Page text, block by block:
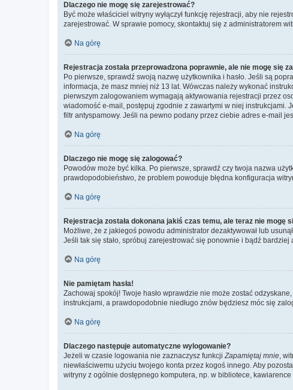
Dlaczego nie mogę się zarejestrować?
Być może właściciel witryny wyłączył funkcję rejestracji, aby nie
zarejestrować. W sprawie pomocy, skontaktuj się z administratorem
Na górę
Rejestracja została przeprowadzona poprawnie, ale nie mogę się
Po pierwsze, sprawdź swoją nazwę użytkownika i hasło. Jeśli są
informacja, że masz mniej niż 13 lat. Wówczas należy wykonać
pierwszym zalogowaniem wymagają aktywowania rejestracji przez
wiadomość e-mail, postępuj zgodnie z zawartymi w niej instrukcjami.
filtr antyspamowy. Jeśli na pewno podany przez ciebie adres e-mail
Na górę
Dlaczego nie mogę się zalogować?
Powodów może być kilka. Po pierwsze, sprawdź czy twoja nazwa
prawdopodobieństwo, że problem powoduje błędna konfiguracja
Na górę
Rejestracja została dokonana jakiś czas temu, ale teraz nie mogę
Możliwe, że z jakiegoś powodu administrator dezaktywował lub
Jeśli tak się stało, spróbuj zarejestrować się ponownie i bądź
Na górę
Nie pamiętam hasła!
Zachowaj spokój! Twoje hasło wprawdzie nie może zostać
instrukcjami, a prawdopodobnie niedługo znów będziesz móc się
Na górę
Dlaczego następuje automatyczne wylogowanie?
Jeżeli w czasie logowania nie zaznaczysz funkcjiZapamiętaj mnie,
niewłaściwemu użyciu twojego konta przez kogoś innego. Aby
witryny z ogólnie dostępnego komputera, np. w bibliotece,